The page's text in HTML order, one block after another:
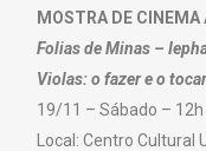
MOSTRA DE CINEMA
Folias de Minas –
Violas: o fazer e o
19/11 – Sábado – 12h
Local: Centro Cultural